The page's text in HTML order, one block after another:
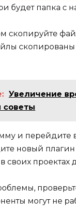
будет папка с
скопированы
Увеличение
советы
и перейдите
новый
в своих
могут не